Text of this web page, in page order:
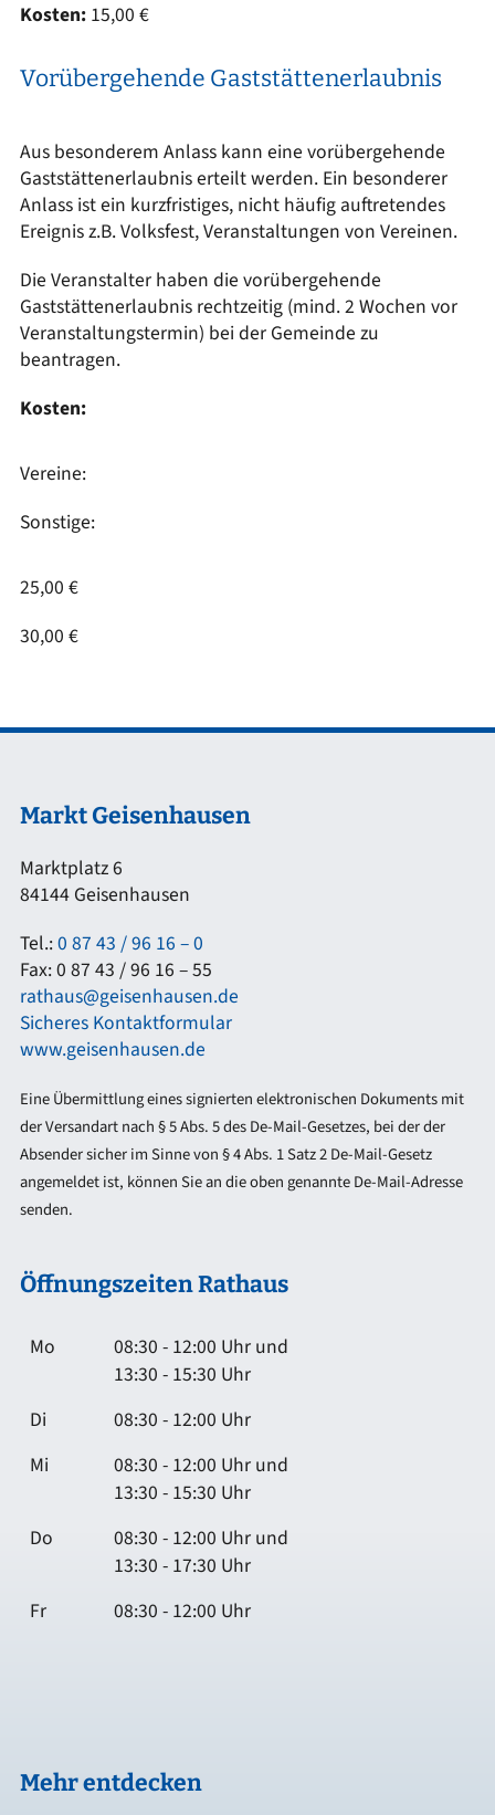
Kosten: 15,00 €
Vorübergehende Gaststättenerlaubnis
Aus besonderem Anlass kann eine vorübergehende
Gaststättenerlaubnis erteilt werden. Ein besonderer
Anlass ist ein kurzfristiges, nicht häufig auftretendes
Ereignis z.B. Volksfest, Veranstaltungen von Vereinen.
Die Veranstalter haben die vorübergehende
Gaststättenerlaubnis rechtzeitig (mind. 2 Wochen vor
Veranstaltungstermin) bei der Gemeinde zu
beantragen.
Kosten:
Vereine:
Sonstige:
25,00 €
30,00 €
Markt Geisenhausen
Marktplatz 6
84144 Geisenhausen
Tel.:0 87 43 / 96 16 – 0
Fax: 0 87 43 / 96 16 – 55
rathaus@geisenhausen.de
Sicheres Kontaktformular
www.geisenhausen.de
Eine Übermittlung eines signierten elektronischen Dokuments mit
der Versandart nach § 5 Abs. 5 des De-Mail-Gesetzes, bei der der
Absender sicher im Sinne von § 4 Abs. 1 Satz 2 De-Mail-Gesetz
angemeldet ist, können Sie an die oben genannte De-Mail-Adresse
senden.
Öffnungszeiten Rathaus
Mo
08:30 - 12:00 Uhr und
13:30 - 15:30 Uhr
Di
08:30 - 12:00 Uhr
Mi
08:30 - 12:00 Uhr und
13:30 - 15:30 Uhr
Do
08:30 - 12:00 Uhr und
13:30 - 17:30 Uhr
Fr
08:30 - 12:00 Uhr
Mehr entdecken